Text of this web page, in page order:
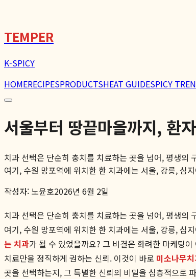
TEMPER
K-SPICY
HOMERECIPESPRODUCTSHEAT GUIDESPICY
서울부터 땅끝마을까지, 환
치과 선택은 단순히 충치를 치료하는 곳을 넘어, 평생의
여기, 수원 망포역에 위치한 한 치과에는 서울, 강릉, 심
작성자: 노윤호2026년 6월 2일
치과 선택은 단순히 충치를 치료하는 곳을 넘어, 평생의
여기, 수원 망포역에 위치한 한 치과에는 서울, 강릉, 심
는 치과가 될 수 있었을까요? 그 비결은 화려한 마케팅
치료만을 정직하게 권하는 신뢰. 이것이 바로 미소나무
곳을 선택하는지, 그 특별한 신뢰의 비밀을 심층적으로